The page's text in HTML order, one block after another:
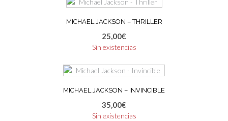
MICHAEL JACKSON – THRILLER
25,00€
Sin existencias
MICHAEL JACKSON – INVINCIBLE
35,00€
Sin existencias